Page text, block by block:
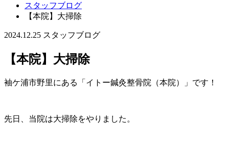
スタッフブログ
【本院】大掃除
2024.12.25 スタッフブログ
【本院】大掃除
袖ケ浦市野里にある「イトー鍼灸整骨院（本院）」です！
先日、当院は大掃除をやりました。